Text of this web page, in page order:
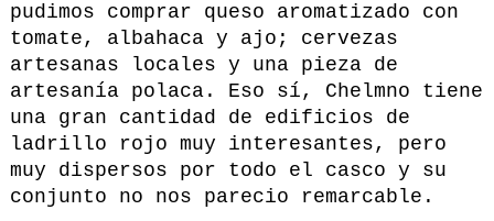
pudimos comprar queso aromatizado con
tomate, albahaca y ajo; cervezas
artesanas locales y una pieza de
artesanía polaca. Eso sí, Chelmno tiene
una gran cantidad de edificios de
ladrillo rojo muy interesantes, pero
muy dispersos por todo el casco y su
conjunto no nos parecio remarcable.